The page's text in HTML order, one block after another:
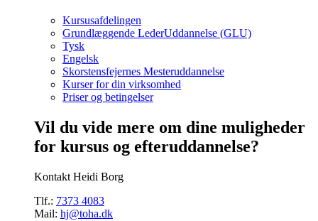
Kursusafdelingen
Grundlæggende LederUddannelse (GLU)
Tysk
Engelsk
Skorstensfejernes Mesteruddannelse
Kurser for din virksomhed
Priser og betingelser
Vil du vide mere om dine muligheder
for kursus og efteruddannelse?
Kontakt Heidi Borg
Tlf.: 7373 4083
Mail: hj@toha.dk